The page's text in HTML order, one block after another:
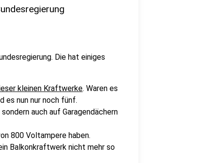
Die hat einiges
kleinen Kraftwerke. Waren es
es nun nur noch fünf.
auch auf Garagendächern
800 Voltampere haben.
Balkonkraftwerk nicht mehr so